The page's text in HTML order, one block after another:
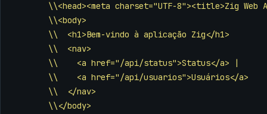
\\<head><meta charset="UTF-8"><title>Zig Web
\\<body>
\\  <h1>Bem-vindo à aplicação Zig</h1>
\\  <nav>
\\    <a href="/api/status">Status</a> |
\\    <a href="/api/usuarios">Usuários</a>
\\  </nav>
\\</body>